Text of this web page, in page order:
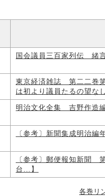
国会議員三百家列伝 緒
東京経済雑誌 第二二巻
は初より議員たるの望な
明治文化全集 吉野作造
〔参考〕新聞集成明治
〔参考〕郵便報知新聞
台…】
各巻リ